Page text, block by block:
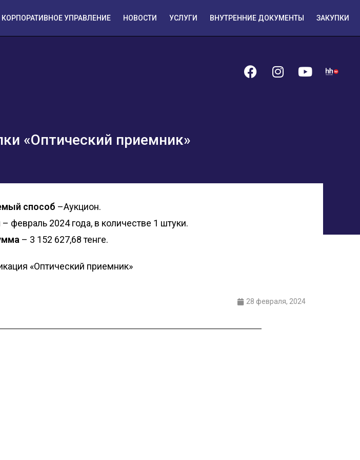
КОРПОРАТИВНОЕ УПРАВЛЕНИЕ НОВОСТИ УСЛУГИ ВНУТРЕННИЕ ДОКУМЕНТЫ ЗАКУПКИ
«Оптический приемник»
способ –Аукцион.
– февраль 2024 года, в количестве 1 штуки.
– 3 152 627,68 тенге.
«Оптический приемник»
28 февраля, 2024